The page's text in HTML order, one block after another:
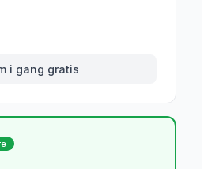
i gang gratis